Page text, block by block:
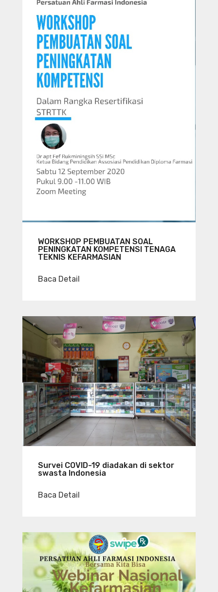
WORKSHOP PEMBUATAN SOAL
PENINGKATAN KOMPETENSI TENAGA
TEKNIS KEFARMASIAN
Baca Detail
Survei COVID-19 diadakan di sektor
swasta Indonesia
Baca Detail